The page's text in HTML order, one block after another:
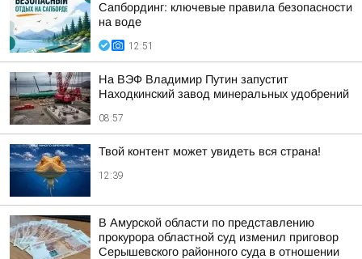
Сапбординг: ключевые правила безопасности
на воде
12:51
На ВЭФ Владимир Путин запустит
Находкинский завод минеральных удобрений
08:57
Твой контент может увидеть вся страна!
12:39
В Амурской области по представлению
прокурора областной суд изменил приговор
Серышевского районного суда в отношении